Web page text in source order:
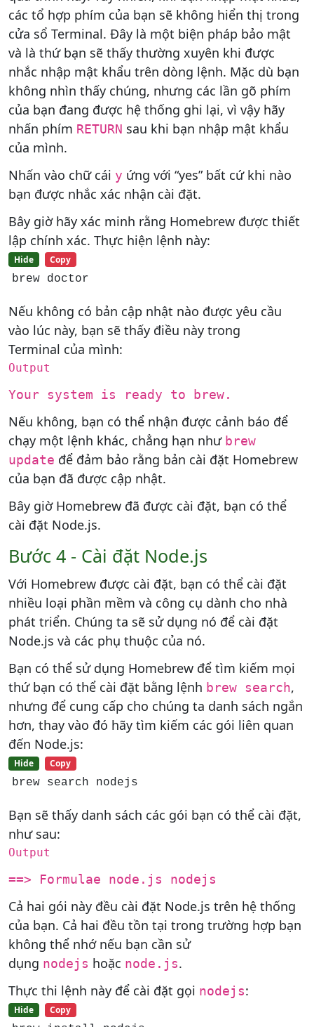
các tổ hợp phím của bạn sẽ không hiển thị trong
cửa sổ Terminal. Đây là một biện pháp bảo mật
và là thứ bạn sẽ thấy thường xuyên khi được
nhắc nhập mật khẩu trên dòng lệnh. Mặc dù bạn
không nhìn thấy chúng, nhưng các lần gõ phím
của bạn đang được hệ thống ghi lại, vì vậy hãy
nhấn phím RETURN sau khi bạn nhập mật khẩu
của mình.
Nhấn vào chữ cái y ứng với “yes” bất cứ khi nào
bạn được nhắc xác nhận cài đặt.
Bây giờ hãy xác minh rằng Homebrew được thiết
lập chính xác. Thực hiện lệnh này:
Hide Copy
brew doctor
Nếu không có bản cập nhật nào được yêu cầu
vào lúc này, bạn sẽ thấy điều này trong
Terminal của mình:
Output
Your system is ready to brew.
Nếu không, bạn có thể nhận được cảnh báo để
chạy một lệnh khác, chẳng hạn như brew
update để đảm bảo rằng bản cài đặt Homebrew
của bạn đã được cập nhật.
Bây giờ Homebrew đã được cài đặt, bạn có thể
cài đặt Node.js.
Bước 4 - Cài đặt Node.js
Với Homebrew được cài đặt, bạn có thể cài đặt
nhiều loại phần mềm và công cụ dành cho nhà
phát triển. Chúng ta sẽ sử dụng nó để cài đặt
Node.js và các phụ thuộc của nó.
Bạn có thể sử dụng Homebrew để tìm kiếm mọi
thứ bạn có thể cài đặt bằng lệnh brew search,
nhưng để cung cấp cho chúng ta danh sách ngắn
hơn, thay vào đó hãy tìm kiếm các gói liên quan
đến Node.js:
Hide Copy
brew search nodejs
Bạn sẽ thấy danh sách các gói bạn có thể cài đặt,
như sau:
Output
==> Formulae node.js nodejs
Cả hai gói này đều cài đặt Node.js trên hệ thống
của bạn. Cả hai đều tồn tại trong trường hợp bạn
không thể nhớ nếu bạn cần sử
dụng nodejs hoặc node.js.
Thực thi lệnh này để cài đặt gọi nodejs:
Hide Copy